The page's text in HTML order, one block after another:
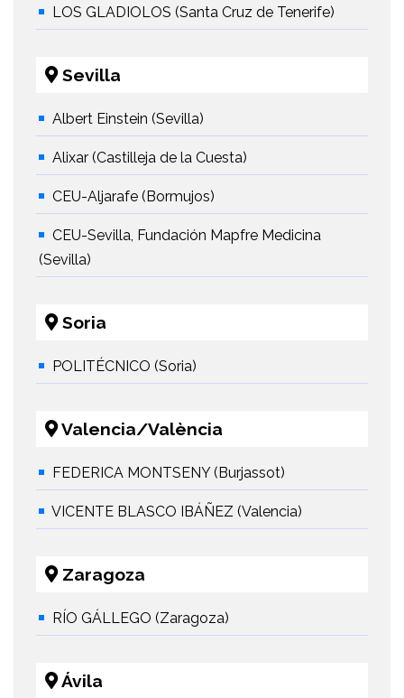
LOS GLADIOLOS (Santa Cruz de Tenerife)
Sevilla
Albert Einstein (Sevilla)
Alixar (Castilleja de la Cuesta)
CEU-Aljarafe (Bormujos)
CEU-Sevilla, Fundación Mapfre Medicina
(Sevilla)
Soria
POLITÉCNICO (Soria)
Valencia/València
FEDERICA MONTSENY (Burjassot)
VICENTE BLASCO IBÁÑEZ (Valencia)
Zaragoza
RÍO GÁLLEGO (Zaragoza)
Ávila